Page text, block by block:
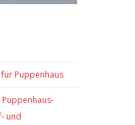
Puppenhaus
Puppenhaus-
und